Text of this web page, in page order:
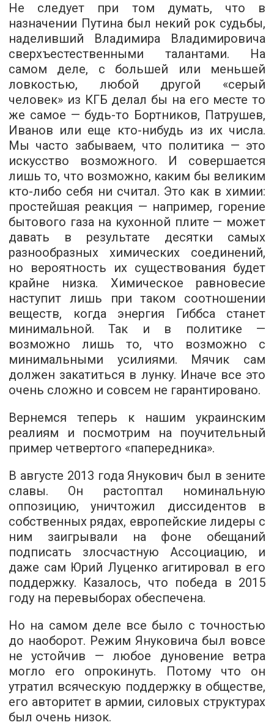
Не следует при том думать, что в
назначении Путина был некий рок судьбы,
наделивший Владимира Владимировича
сверхъестественными талантами. На
самом деле, с большей или меньшей
ловкостью, любой другой «серый
человек» из КГБ делал бы на его месте то
же самое — будь-то Бортников, Патрушев,
Иванов или еще кто-нибудь из их числа.
Мы часто забываем, что политика — это
искусство возможного. И совершается
лишь то, что возможно, каким бы великим
кто-либо себя ни считал. Это как в химии:
простейшая реакция — например, горение
бытового газа на кухонной плите — может
давать в результате десятки самых
разнообразных химических соединений,
но вероятность их существования будет
крайне низка. Химическое равновесие
наступит лишь при таком соотношении
веществ, когда энергия Гиббса станет
минимальной. Так и в политике —
возможно лишь то, что возможно с
минимальными усилиями. Мячик сам
должен закатиться в лунку. Иначе все это
очень сложно и совсем не гарантировано.
Вернемся теперь к нашим украинским
реалиям и посмотрим на поучительный
пример четвертого «папередника».
В августе 2013 года Янукович был в зените
славы. Он растоптал номинальную
оппозицию, уничтожил диссидентов в
собственных рядах, европейские лидеры с
ним заигрывали на фоне обещаний
подписать злосчастную Ассоциацию, и
даже сам Юрий Луценко агитировал в его
поддержку. Казалось, что победа в 2015
году на перевыборах обеспечена.
Но на самом деле все было с точностью
до наоборот. Режим Януковича был вовсе
не устойчив — любое дуновение ветра
могло его опрокинуть. Потому что он
утратил всяческую поддержку в обществе,
его авторитет в армии, силовых структурах
был очень низок.